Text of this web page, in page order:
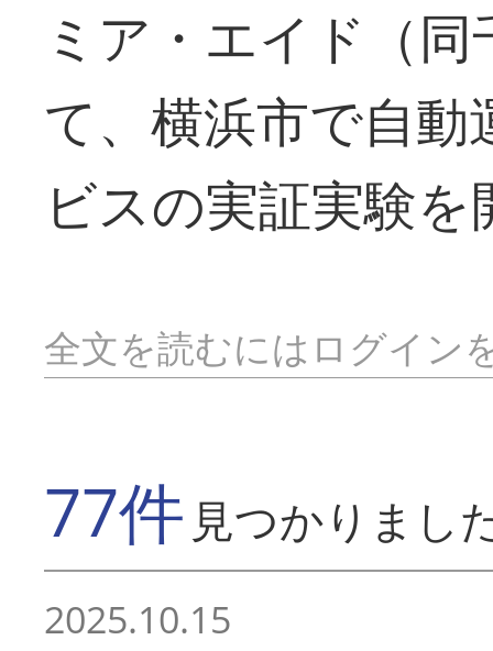
ミア・エイド（
て、横浜市で自
ビスの実証実験
全文を読むにはログイン
77件 見つかりまし
2025.10.15